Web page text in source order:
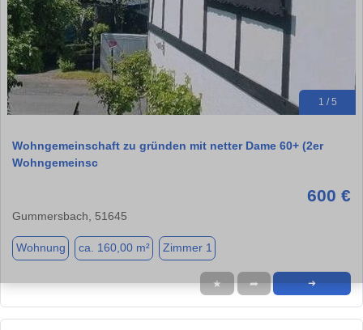
1 / 5
Wohngemeinschaft zu gründen mit netter Dame 60+ (2er
Wohngemeinsc
600 €
Gummersbach, 51645
Wohnung ca. 160,00 m² Zimmer 1
★ ➦ ➜